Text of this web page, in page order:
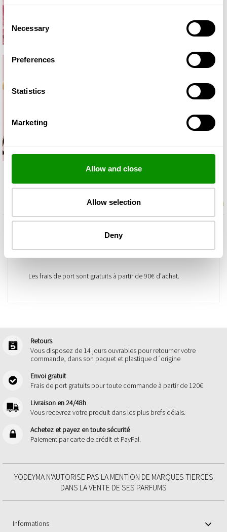
Selection
Necessary
Preferences
Statistics
Marketing
Allow and close
Allow selection
DenyRetours
Les frais de port sont gratuits à partir de 90€ d'achat.
Retours
Vous disposez de 14 jours ouvrables pour retourner votre
commande, dans son paquet et plastique d´origine
Envoi gratuit
Frais de port gratuits pour toute commande à partir de 120€
Livraison en 24/48h
Vous recevrez votre produit dans les plus brefs délais.
Achetez et payez en toute sécurité
Paiement par carte de crédit et PayPal.
YODEYMA N'AUTORISE PAS LA MENTION DE MARQUES TIERCES
DANS LA VENTE DE SES PARFUMS
Informations